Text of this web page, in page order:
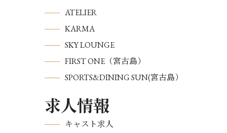
ATELIER
KARMA
SKY LOUNGE
FIRST ONE（宮古島）
SPORTS&DINING SUN(宮古島）
求人情報
キャスト求人